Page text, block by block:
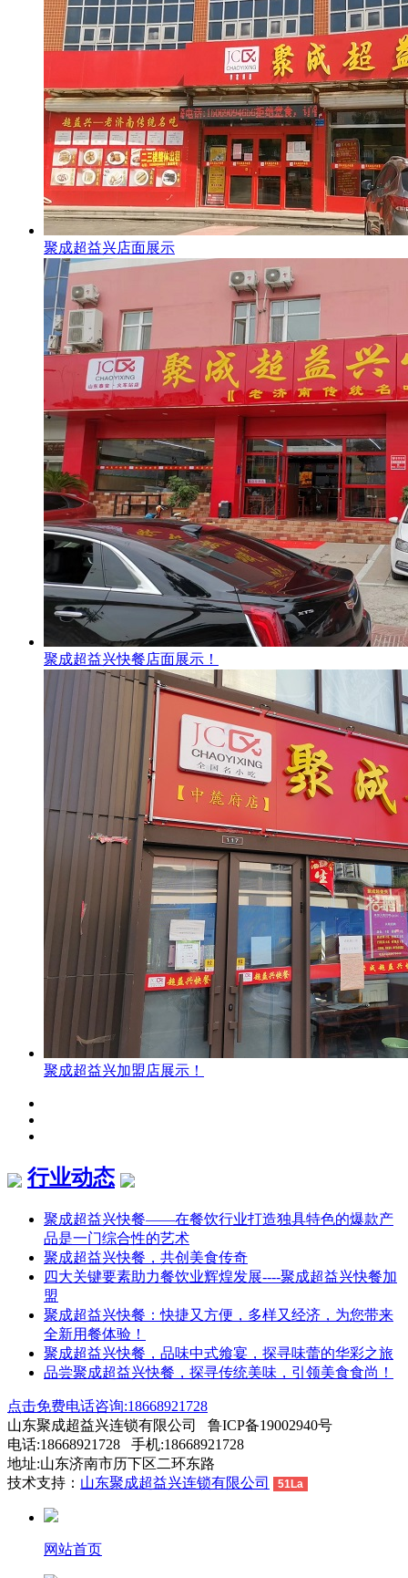
聚成超益兴店面展示
聚成超益兴快餐店面展示！
聚成超益兴加盟店展示！
行业动态
聚成超益兴快餐——在餐饮行业打造独具特色的爆款产
品是一门综合性的艺术
聚成超益兴快餐，共创美食传奇
四大关键要素助力餐饮业辉煌发展----聚成超益兴快餐加
盟
聚成超益兴快餐：快捷又方便，多样又经济，为您带来
全新用餐体验！
聚成超益兴快餐，品味中式飨宴，探寻味蕾的华彩之旅
品尝聚成超益兴快餐，探寻传统美味，引领美食食尚！
点击免费电话咨询:18668921728
山东聚成超益兴连锁有限公司 鲁ICP备19002940号
电话:18668921728 手机:18668921728
地址:山东济南市历下区二环东路
技术支持： 山东聚成超益兴连锁有限公司 51La
网站首页